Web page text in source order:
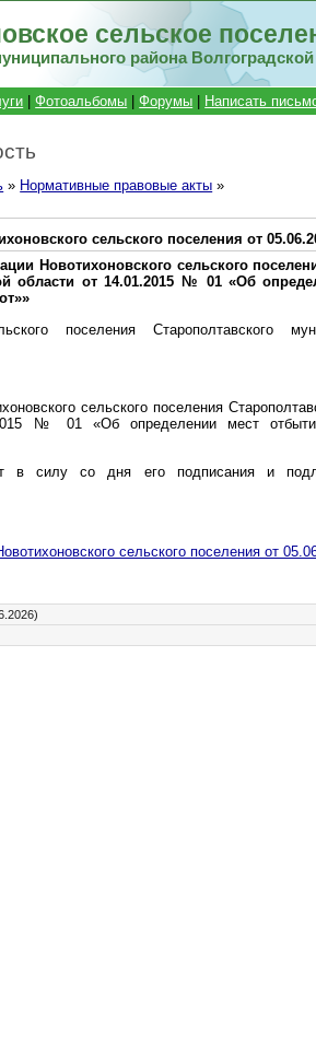
сельское
района
|Фотоальбомы |Форумы Написать
» Нормативные правовые акты »
сельского поселения от
Новотихоновского сельского
области от 14.01.2015 № 01 «Об
поселения Старополтавского
сельского поселения
№ 01 «Об определении мест
в силу со дня его подписания и
сельского поселения от